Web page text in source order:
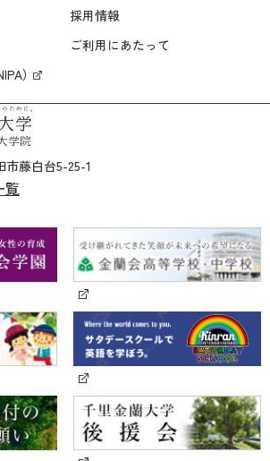
採用情報
ご利用にあたって
）
藤白台5-25-1
覧